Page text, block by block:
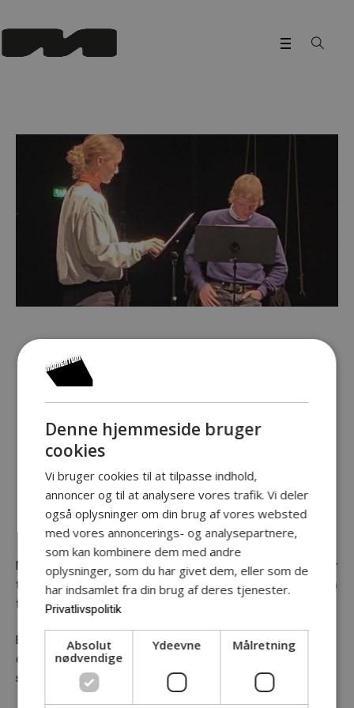
FRA SKRIFT TIL
SCENE
Med FRA SKRIFT TIL SCENE inviterer Teater Momentum indenfor
til en særlig aften, hvor ny dansk dramatik skal møde et publikum
for første gang.
En række talentfulde manuskriptforfattere er inviteret til at dele
deres værker, som får liv gennem oplæsninger iscenesat af
skuespillere og instruktører.
Denne hjemmeside bruger
cookies
Vi bruger cookies til at tilpasse indhold,
annoncer og til at analysere vores trafik. Vi deler
også oplysninger om din brug af vores websted
med vores annoncerings- og analysepartnere,
som kan kombinere dem med andre
oplysninger, som du har givet dem, eller som de
har indsamlet fra din brug af deres tjenester.
Privatlivspolitik
Absolut
nødvendige
Ydeevne Målretning